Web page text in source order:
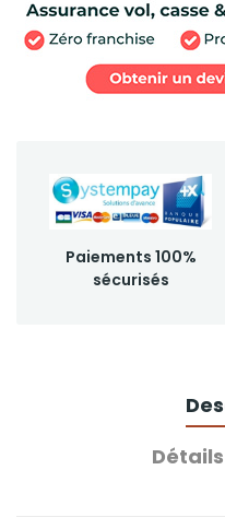
Paiements 100%
sécurisés